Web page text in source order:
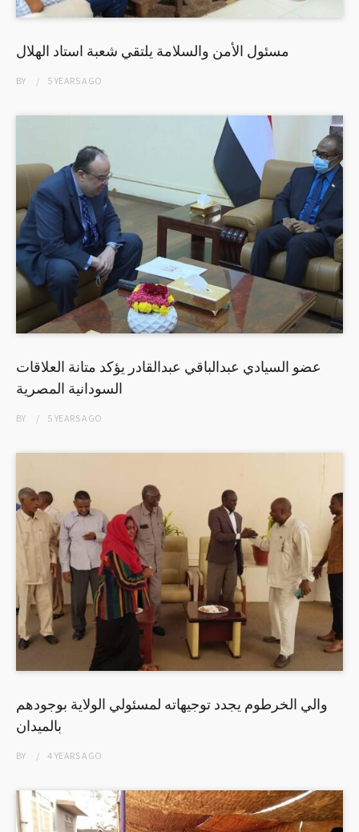
مسئول الأمن والسلامة يلتقي شعبة استاد الهلال
BY 5 YEARSAGO
عضو السيادي عبدالباقي عبدالقادر يؤكد متانة العلاقات
السودانية المصرية
BY 5 YEARSAGO
والي الخرطوم يجدد توجيهاته لمسئولي الولاية بوجودهم
بالميدان
BY 4 YEARSAGO